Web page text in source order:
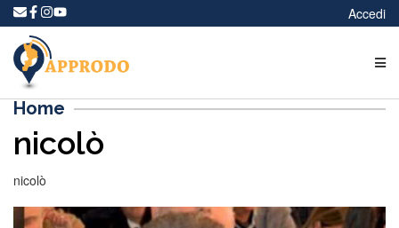
Accedi
Home
nicolò
nicolò